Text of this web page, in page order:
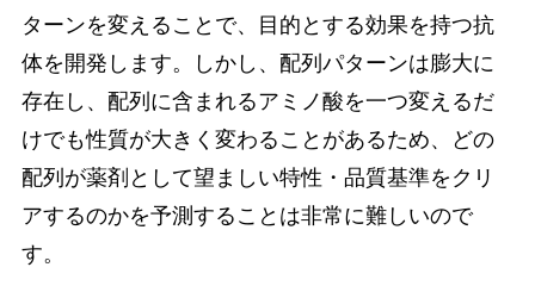
ターンを変えることで、目的とする効果を持つ抗
体を開発します。しかし、配列パターンは膨大に
存在し、配列に含まれるアミノ酸を一つ変えるだ
けでも性質が大きく変わることがあるため、どの
配列が薬剤として望ましい特性・品質基準をクリ
アするのかを予測することは非常に難しいので
す。